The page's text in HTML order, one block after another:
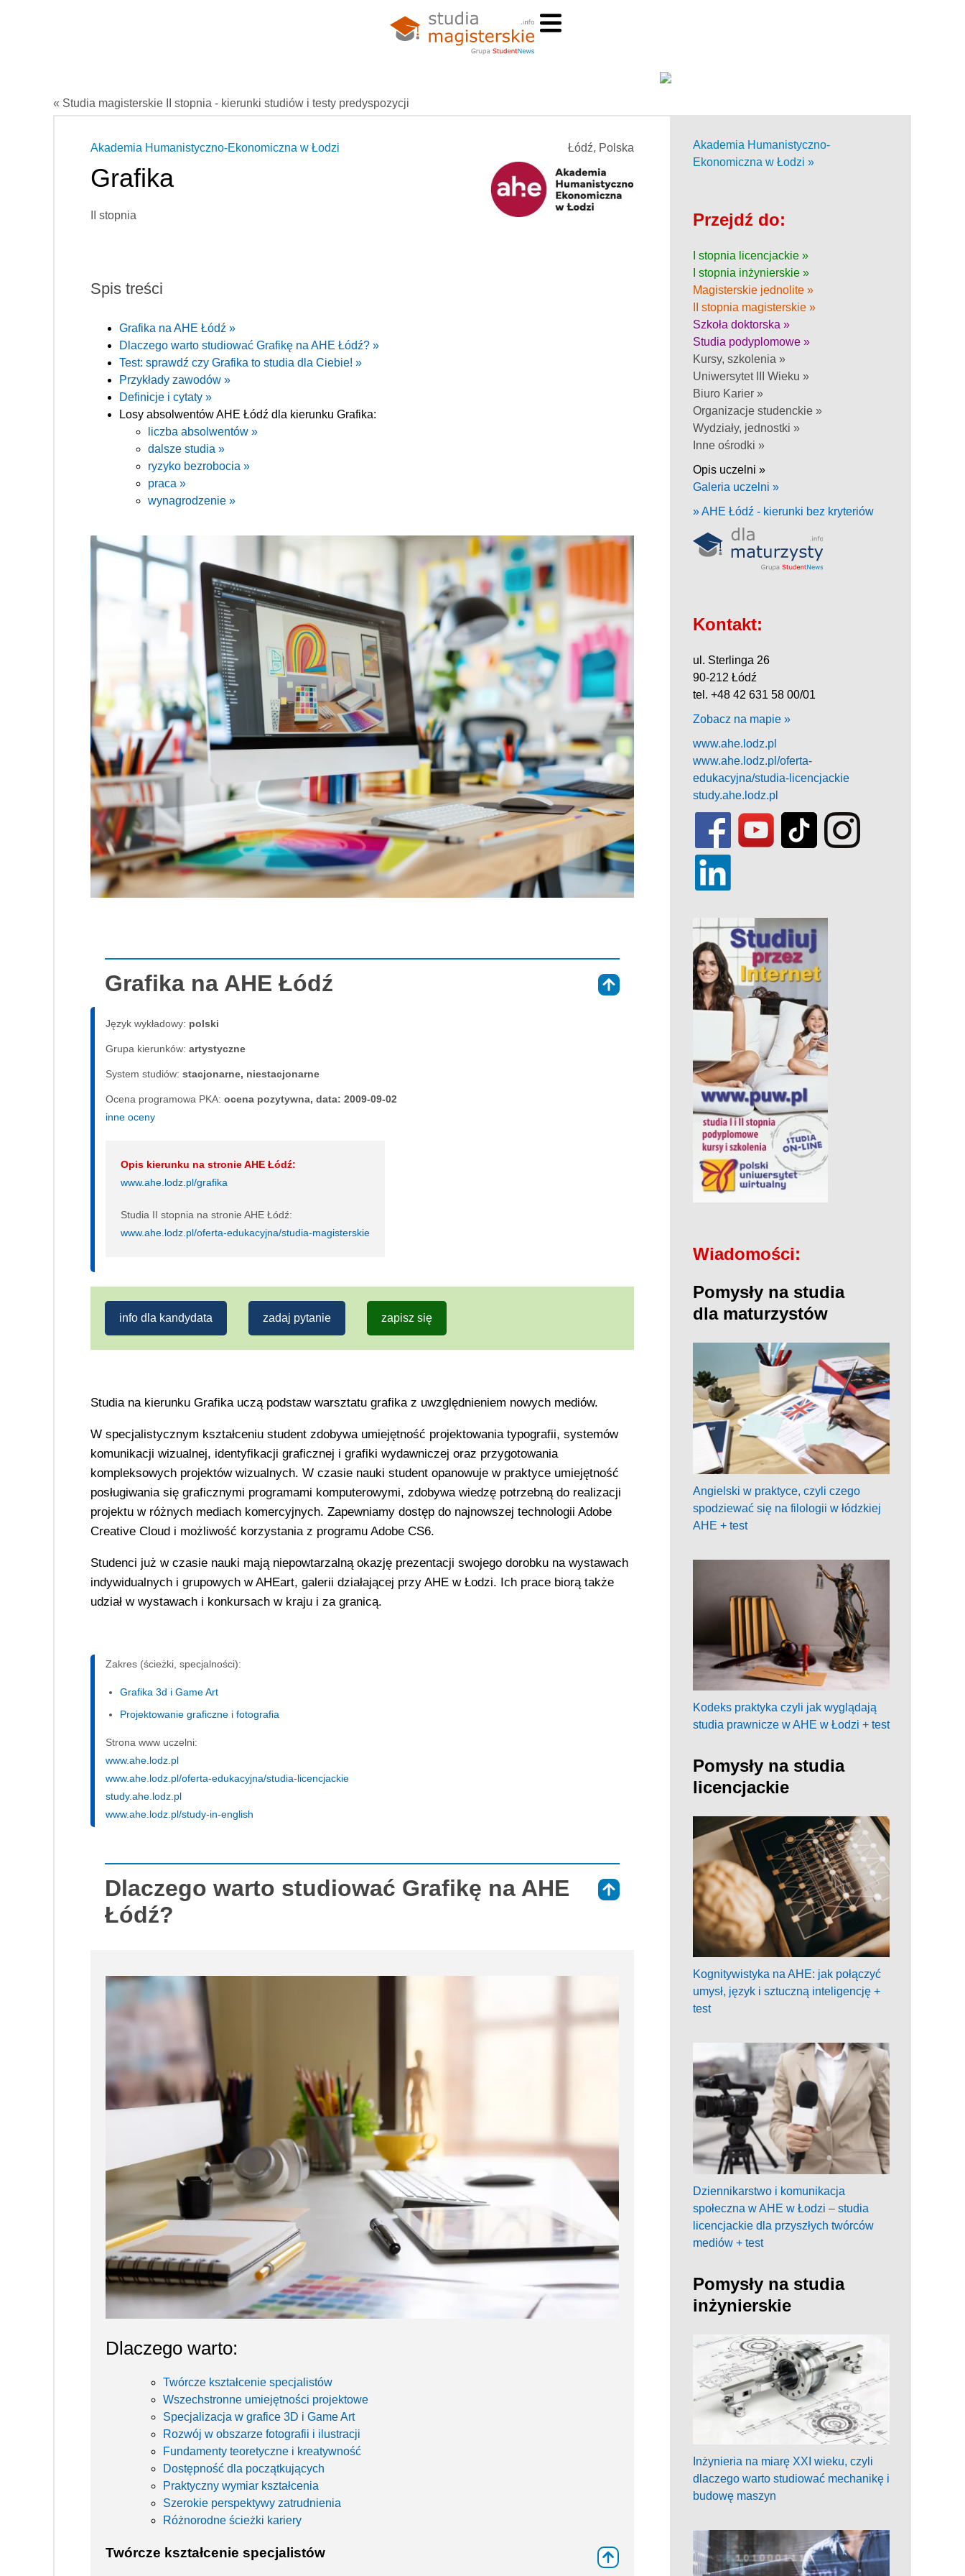
« Studia magisterskie II stopnia - kierunki studiów i testy predyspozycji
Łódź, Polska
Akademia Humanistyczno-Ekonomiczna w Łodzi
Grafika
II stopnia
Spis treści
Grafika na AHE Łódź »
Dlaczego warto studiować Grafikę na AHE Łódź? »
Test: sprawdź czy Grafika to studia dla Ciebie! »
Przykłady zawodów »
Definicje i cytaty »
Losy absolwentów AHE Łódź dla kierunku Grafika:
liczba absolwentów »
dalsze studia »
ryzyko bezrobocia »
praca »
wynagrodzenie »
Grafika na AHE Łódź
Język wykładowy: polski
Grupa kierunków: artystyczne
System studiów: sta­cjo­nar­ne, nie­sta­cjo­nar­ne
Ocena programowa PKA: ocena pozytywna, data: 2009-09-02
inne oceny
Opis kierunku na stronie AHE Łódź:
www.ahe.lodz.pl/grafika
Studia II stopnia na stronie AHE Łódź:
www.ahe.lodz.pl/oferta-edukacyjna/studia-magisterskie
info dla kandydata zadaj pytanie zapisz się
Studia na kierunku Grafika uczą podstaw warsztatu grafika z uwzględnieniem nowych mediów.
W specjalistycznym kształceniu student zdobywa umiejętność projektowania typografii, systemów
komunikacji wizualnej, identyfikacji graficznej i grafiki wydawniczej oraz przygotowania
kompleksowych projektów wizualnych. W czasie nauki student opanowuje w praktyce umiejętność
posługiwania się graficznymi programami komputerowymi, zdobywa wiedzę potrzebną do realizacji
projektu w różnych mediach komercyjnych. Zapewniamy dostęp do najnowszej technologii Adobe
Creative Cloud i możliwość korzystania z programu Adobe CS6.
Studenci już w czasie nauki mają niepowtarzalną okazję prezentacji swojego dorobku na wystawach
indywidualnych i grupowych w AHEart, galerii działającej przy AHE w Łodzi. Ich prace biorą także
udział w wystawach i konkursach w kraju i za granicą.
Zakres (ścieżki, specjalności):
Grafika 3d i Game Art
Projektowanie graficzne i fotografia
Strona www uczelni:
www.ahe.lodz.pl
www.ahe.lodz.pl/oferta-edukacyjna/studia-licencjackie
study.ahe.lodz.pl
www.ahe.lodz.pl/study-in-english
Dlaczego warto studiować Grafikę na AHE
Łódź?
Dlaczego warto:
Twórcze kształcenie specjalistów
Wszechstronne umiejętności projektowe
Specjalizacja w grafice 3D i Game Art
Rozwój w obszarze fotografii i ilustracji
Fundamenty teoretyczne i kreatywność
Dostępność dla początkujących
Praktyczny wymiar kształcenia
Szerokie perspektywy zatrudnienia
Różnorodne ścieżki kariery
Twórcze kształcenie specjalistów
Akademia Humanistyczno-
Ekonomiczna w Łodzi »
Przejdź do:
I stopnia licencjackie »
I stopnia inżynierskie »
Magisterskie jednolite »
II stopnia magisterskie »
Szkoła doktorska »
Studia podyplomowe »
Kursy, szkolenia »
Uniwersytet III Wieku »
Biuro Karier »
Organizacje studenckie »
Wydziały, jednostki »
Inne ośrodki »
Opis uczelni »
Galeria uczelni »
» AHE Łódź - kierunki bez kryteriów
Kontakt:
ul. Sterlinga 26
90-212 Łódź
tel. +48 42 631 58 00/01
Zobacz na mapie »
www.ahe.lodz.pl
www.ahe.lodz.pl/oferta-
edukacyjna/studia-licencjackie
study.ahe.lodz.pl
Wiadomości:
Pomysły na studia
dla maturzystów
Angielski w praktyce, czyli czego
spodziewać się na filologii w łódzkiej
AHE + test
Kodeks praktyka czyli jak wyglądają
studia prawnicze w AHE w Łodzi + test
Pomysły na studia
licencjackie
Kognitywistyka na AHE: jak połączyć
umysł, język i sztuczną inteligencję +
test
Dziennikarstwo i komunikacja
społeczna w AHE w Łodzi – studia
licencjackie dla przyszłych twórców
mediów + test
Pomysły na studia
inżynierskie
Inżynieria na miarę XXI wieku, czyli
dlaczego warto studiować mechanikę i
budowę maszyn